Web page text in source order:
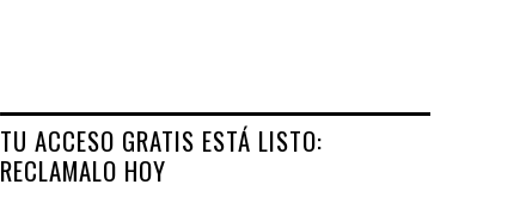
TU ACCESO GRATIS ESTÁ LISTO:
RECLAMALO HOY